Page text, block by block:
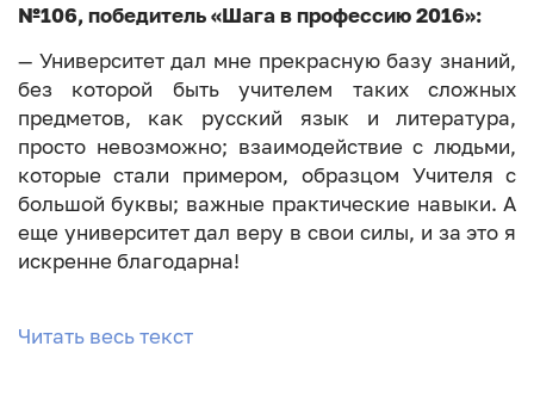
№106, победитель «Шага в профессию 2016»:
— Университет дал мне прекрасную базу знаний,
без которой быть учителем таких сложных
предметов, как русский язык и литература,
просто невозможно; взаимодействие с людьми,
которые стали примером, образцом Учителя с
большой буквы; важные практические навыки. А
еще университет дал веру в свои силы, и за это я
искренне благодарна!
Читать весь текст